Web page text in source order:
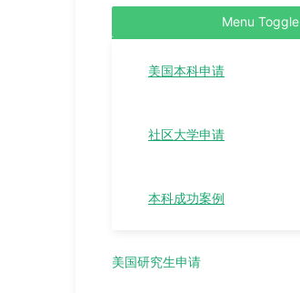
Menu Toggle
美国本科申请
社区大学申请
本科成功案例
美国研究生申请